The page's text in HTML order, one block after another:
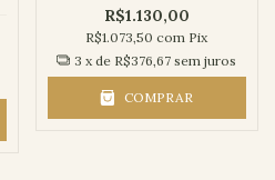
R$1.130,00
R$1.073,50com Pix
3 x de R$376,67 sem juros
COMPRAR